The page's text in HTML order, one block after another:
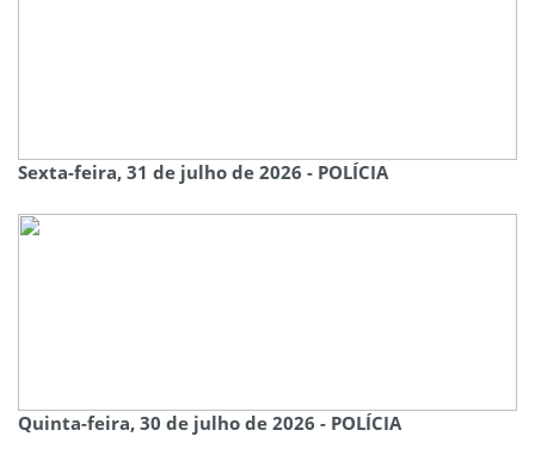
Sexta-feira, 31 de julho de 2026 - POLÍCIA
Quinta-feira, 30 de julho de 2026 - POLÍCIA